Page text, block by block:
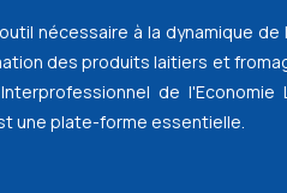
nécessaire à la dynamique
des produits laitiers et
de l'Economie
une plate-forme essentielle.